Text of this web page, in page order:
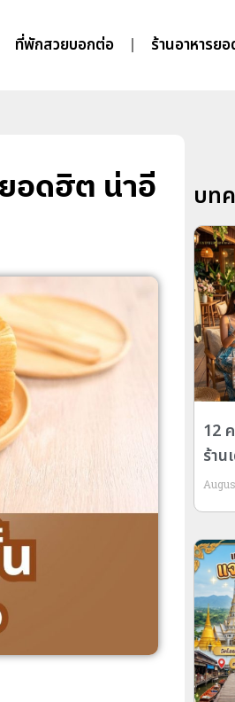
ที่พักสวยบอกต่อ ร้านอาหารย
อดฮิต น่าอี
บท
12
ร้าน